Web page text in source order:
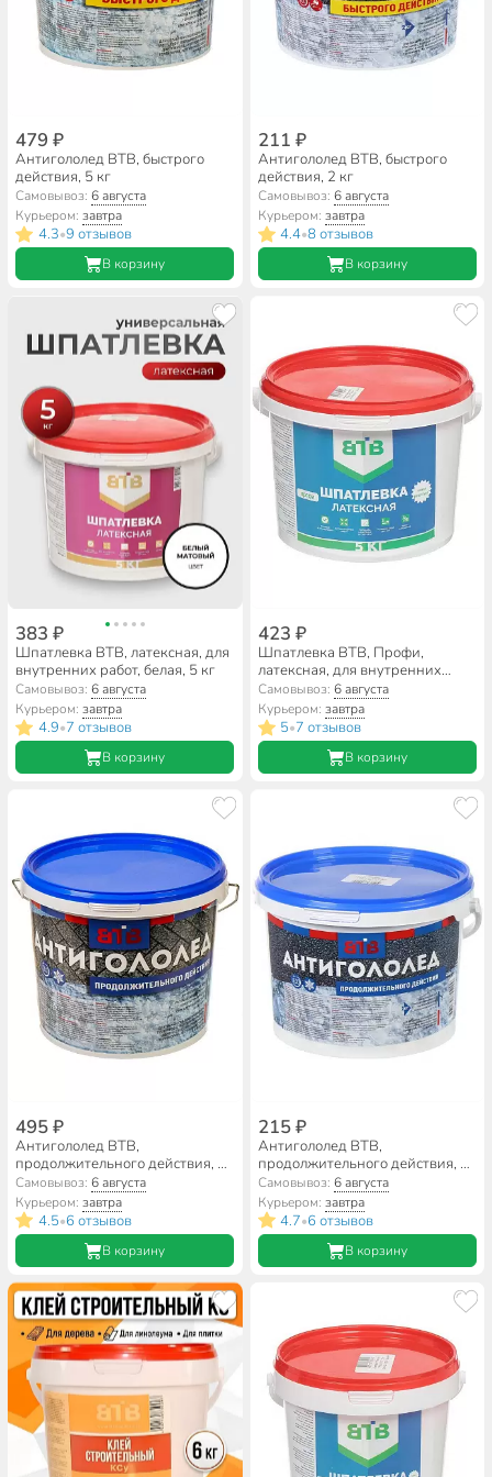
479 ₽
Антигололед ВТВ, быстрого
действия, 5 кг
Самовывоз:6 августа
Курьером:завтра
4.3•9 отзывов
В корзину
211 ₽
Антигололед ВТВ, быстрого
действия, 2 кг
Самовывоз: 6 августа
Курьером: завтра
4.4•8 отзывов
В корзину
383 ₽
Шпатлевка ВТВ, латексная, для
внутренних работ, белая, 5 кг
Самовывоз:6 августа
Курьером:завтра
4.9•7 отзывов
В корзину
423 ₽
Шпатлевка ВТВ, Профи,
латексная, для внутренних
работ, 5 кг
Самовывоз: 6 августа
Курьером: завтра
5•7 отзывов
В корзину
495 ₽
Антигололед ВТВ,
продолжительного действия, 5
кг
Самовывоз:6 августа
Курьером:завтра
4.5•6 отзывов
В корзину
215 ₽
Антигололед ВТВ,
продолжительного действия, 2
кг
Самовывоз: 6 августа
Курьером: завтра
4.7•6 отзывов
В корзину